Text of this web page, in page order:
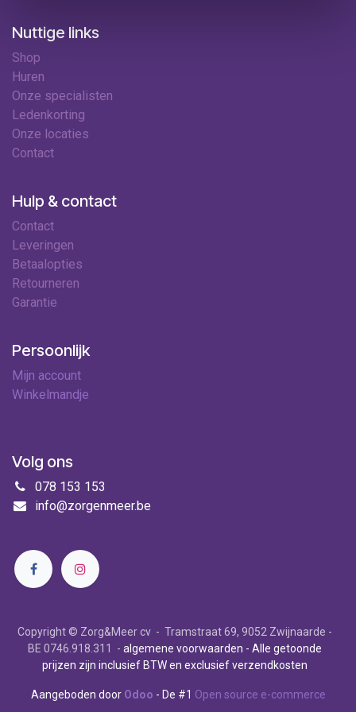
Nuttige links
Shop
Huren
Onze specialisten
Ledenkorting
Onze locaties
Contact
Hulp & contact
Contact
Leveringen
Betaalopties
Retourneren
Garantie
Persoonlijk
Mijn account
Winkelmandje
Volg ons
078 153 153
info@zorgenmeer.be
Copyright © Zorg&Meer cv - Tramstraat 69, 9052 Zwijnaarde -
BE 0746.918.311 - algemene voorwaarden - Alle getoonde
prijzen zijn inclusief BTW en exclusief verzendkosten
Aangeboden door Odoo - De #1 Open source e-commerce